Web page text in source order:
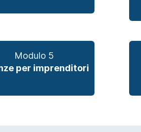
Modulo 5
per imprenditori